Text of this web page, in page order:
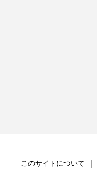
このサイトについて